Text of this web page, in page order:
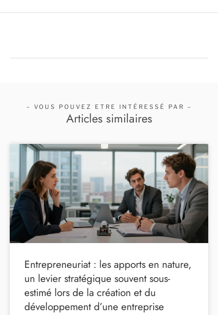
– VOUS POUVEZ ETRE INTÉRESSÉ PAR –
Articles similaires
Entrepreneuriat : les apports en nature,
un levier stratégique souvent sous-
estimé lors de la création et du
développement d’une entreprise